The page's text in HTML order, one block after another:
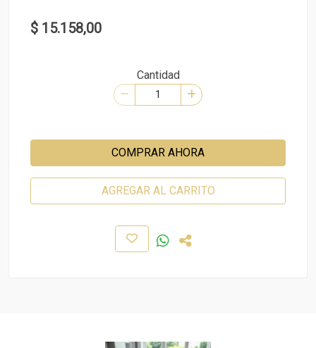
$ 15.158,00
Cantidad
COMPRAR AHORA
AGREGAR AL CARRITO